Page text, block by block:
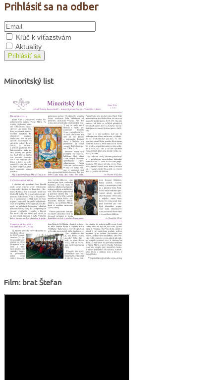
Prihlásiť sa na odber
Kľúč k víťazstvám
Aktuality
Prihlásiť sa
Minoritský list
Film: brat Štefan